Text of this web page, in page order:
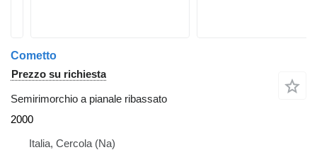
Cometto
Prezzo su richiesta
Semirimorchio a pianale ribassato
2000
Italia, Cercola (Na)